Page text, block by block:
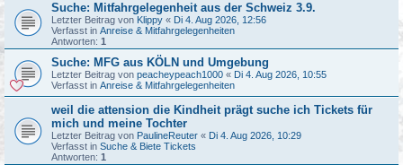
Suche: Mitfahrgelegenheit aus der Schweiz 3.9.
Letzter Beitrag von Klippy « Di 4. Aug 2026, 12:56
Verfasst in Anreise & Mitfahrgelegenheiten
Antworten: 1
Suche: MFG aus KÖLN und Umgebung
Letzter Beitrag von peacheypeach1000 « Di 4. Aug 2026, 10:55
Verfasst in Anreise & Mitfahrgelegenheiten
weil die attension die Kindheit prägt suche ich Tickets für
mich und meine Tochter
Letzter Beitrag von PaulineReuter « Di 4. Aug 2026, 10:29
Verfasst in Suche & Biete Tickets
Antworten: 1